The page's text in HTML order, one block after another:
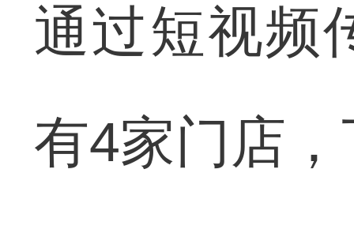
通过短视频
有4家门店